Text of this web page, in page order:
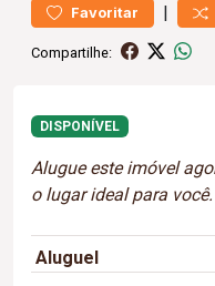
Favoritar |
Compartilhe:
DISPONÍVEL
Alugue este imóvel
o lugar ideal para você.
Aluguel